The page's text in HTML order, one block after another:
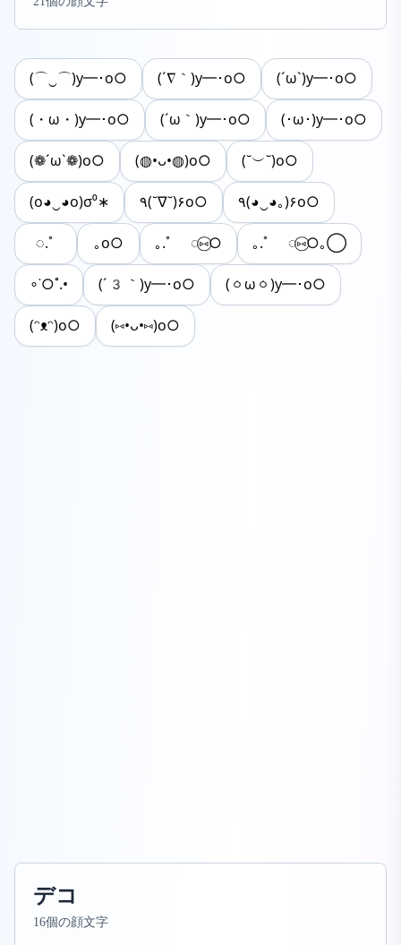
(⌒‿⌒)y━･o○ (´∇｀)y━･o○ (´ω`)y━･o○
(・ω・)y━･o○ (´ω｀)y━･o○ (･ω･)y━･o○
(❁´ω`❁)o○ (◍•ᴗ•◍)o○ (˘︶˘)o○
(o◕‿◕o)σ⁰∗ ٩(˘∇˘)۶o○ ٩(◕‿◕｡)۶o○
◌.ﾟ ｡o○ ｡.ﾟ ◌⑅⃝○ ｡.ﾟ ◌⑅⃝○｡◯
∘˙○˚.• (´3｀)y━･o○ (ㆁωㆁ)y━･o○
(ᵔᴥᵔ)o○ (⑅•ᴗ•⑅)o○
デコ
16個の顔文字